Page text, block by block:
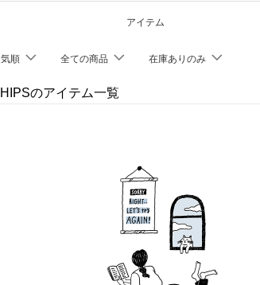
アイテム
気順 全ての商品 在庫ありのみ
のアイテム一覧